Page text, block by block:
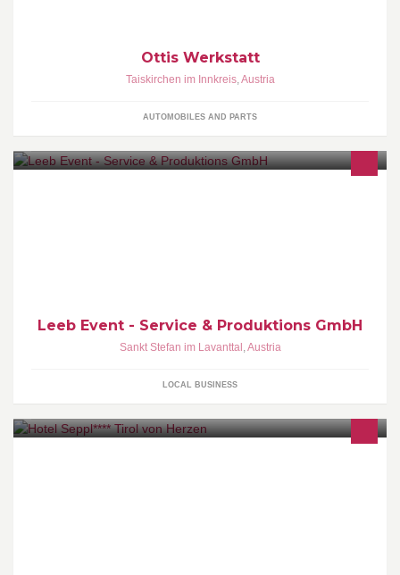
Ottis Werkstatt
Taiskirchen im Innkreis,Austria
AUTOMOBILES AND PARTS
Leeb Event - Service & Produktions GmbH
Sankt Stefan im Lavanttal ,Austria
LOCAL BUSINESS